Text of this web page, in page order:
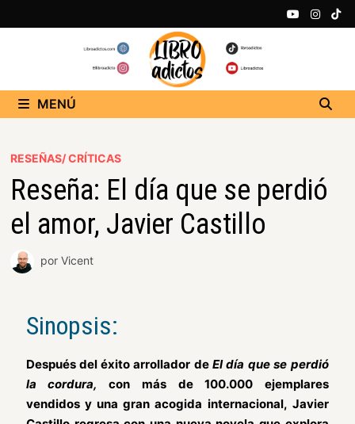
MENÚ
RESEÑAS/ CRÍTICAS
Reseña: El día que se perdió
el amor, Javier Castillo
por Vicent
Sinopsis:
Después del éxito arrollador de El día que se perdió
la cordura, con más de 100.000 ejemplares
vendidos y una gran acogida internacional, Javier